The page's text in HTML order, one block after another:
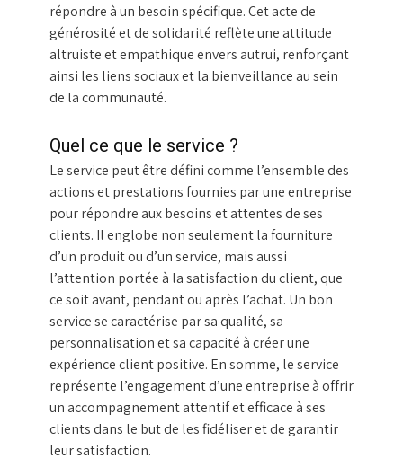
répondre à un besoin spécifique. Cet acte de
générosité et de solidarité reflète une attitude
altruiste et empathique envers autrui, renforçant
ainsi les liens sociaux et la bienveillance au sein
de la communauté.
Quel ce que le service ?
Le service peut être défini comme l’ensemble des
actions et prestations fournies par une entreprise
pour répondre aux besoins et attentes de ses
clients. Il englobe non seulement la fourniture
d’un produit ou d’un service, mais aussi
l’attention portée à la satisfaction du client, que
ce soit avant, pendant ou après l’achat. Un bon
service se caractérise par sa qualité, sa
personnalisation et sa capacité à créer une
expérience client positive. En somme, le service
représente l’engagement d’une entreprise à offrir
un accompagnement attentif et efficace à ses
clients dans le but de les fidéliser et de garantir
leur satisfaction.